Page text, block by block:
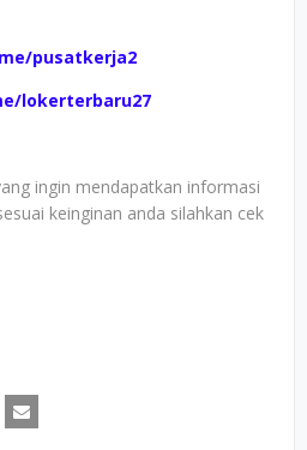
pusatkerja2
lokerterbaru27
ingin mendapatkan informasi
keinginan anda silahkan cek